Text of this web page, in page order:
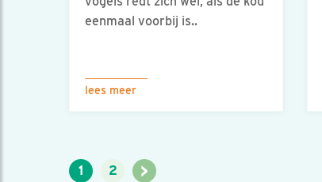
eenmaal voorbij is..
lees meer
1 2 >